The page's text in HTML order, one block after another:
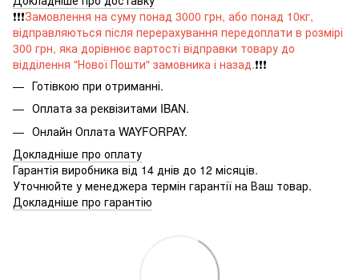
❗️❗️❗️Замовлення на суму понад 3000 грн, або понад 10кг,
відправляються після перерахування передоплати в розмірі
300 грн, яка дорівнює вартості відправки товару до
відділення "Нової Пошти" замовника і назад.❗️❗️❗️
Готівкою при отриманні.
Оплата за реквізитами IBAN.
Онлайн Оплата WAYFORPAY.
Докладніше про оплату
Гарантія виробника від 14 днів до 12 місяців.
Уточнюйте у менеджера термін гарантії на Ваш товар.
Докладніше про гарантію